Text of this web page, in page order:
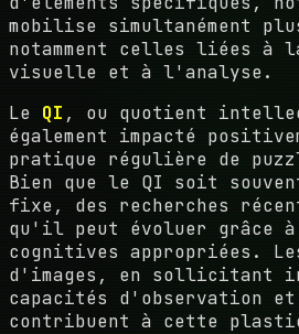
mobilise simultanément
notamment celles liées à
visuelle et à l'analyse.
Le QI , ou quotient
également impacté
pratique régulière de
Bien que le QI soit souvent
fixe, des recherches
qu'il peut évoluer grâce
cognitives appropriées.
d'images, en sollicitant
capacités d'observation et
contribuent à cette